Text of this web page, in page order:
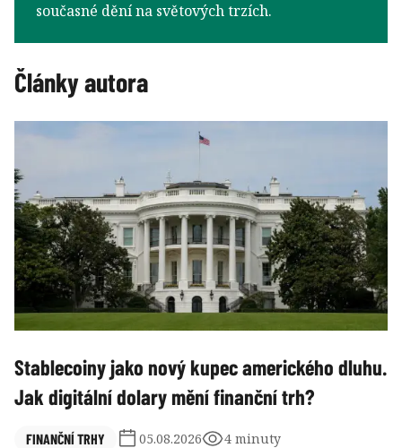
současné dění na světových trzích.
Články autora
Stablecoiny jako nový kupec amerického dluhu.
Jak digitální dolary mění finanční trh?
FINANČNÍ TRHY 05.08.2026 4 minuty